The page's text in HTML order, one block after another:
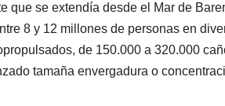
que se extendía desde el Mar de
8 y 12 millones de personas en
de 150.000 a 320.000
tamaña envergadura o